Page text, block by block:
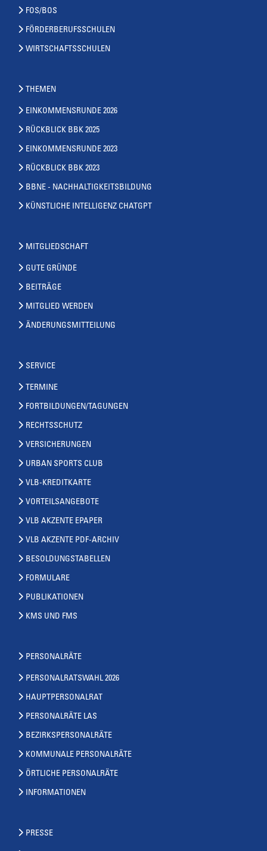
FOS/BOS
FÖRDERBERUFSSCHULEN
WIRTSCHAFTSSCHULEN
THEMEN
EINKOMMENSRUNDE 2026
RÜCKBLICK BBK 2025
EINKOMMENSRUNDE 2023
RÜCKBLICK BBK 2023
BBNE - NACHHALTIGKEITSBILDUNG
KÜNSTLICHE INTELLIGENZ CHATGPT
MITGLIEDSCHAFT
GUTE GRÜNDE
BEITRÄGE
MITGLIED WERDEN
ÄNDERUNGSMITTEILUNG
SERVICE
TERMINE
FORTBILDUNGEN/TAGUNGEN
RECHTSSCHUTZ
VERSICHERUNGEN
URBAN SPORTS CLUB
VLB-KREDITKARTE
VORTEILSANGEBOTE
VLB AKZENTE EPAPER
VLB AKZENTE PDF-ARCHIV
BESOLDUNGSTABELLEN
FORMULARE
PUBLIKATIONEN
KMS UND FMS
PERSONALRÄTE
PERSONALRATSWAHL 2026
HAUPTPERSONALRAT
PERSONALRÄTE LAS
BEZIRKSPERSONALRÄTE
KOMMUNALE PERSONALRÄTE
ÖRTLICHE PERSONALRÄTE
INFORMATIONEN
PRESSE